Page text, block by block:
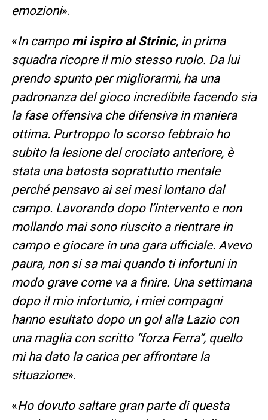
emozioni».
«In campo mi ispiro al Strinic, in prima
squadra ricopre il mio stesso ruolo. Da lui
prendo spunto per migliorarmi, ha una
padronanza del gioco incredibile facendo sia
la fase offensiva che difensiva in maniera
ottima. Purtroppo lo scorso febbraio ho
subito la lesione del crociato anteriore, è
stata una batosta soprattutto mentale
perché pensavo ai sei mesi lontano dal
campo. Lavorando dopo l’intervento e non
mollando mai sono riuscito a rientrare in
campo e giocare in una gara ufficiale. Avevo
paura, non si sa mai quando ti infortuni in
modo grave come va a finire. Una settimana
dopo il mio infortunio, i miei compagni
hanno esultato dopo un gol alla Lazio con
una maglia con scritto “forza Ferra”, quello
mi ha dato la carica per affrontare la
situazione».
«Ho dovuto saltare gran parte di questa